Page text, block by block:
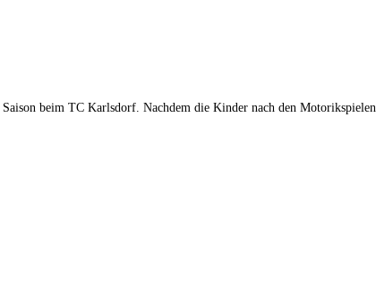
Saison beim TC Karlsdorf. Nachdem die Kinder nach den